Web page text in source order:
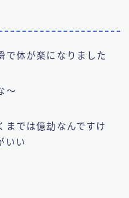
で体が楽になりました
〜
までは億劫なんですけ
いい